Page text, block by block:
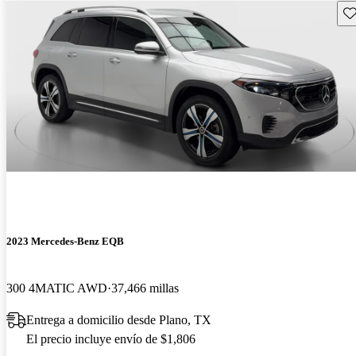
2023 Mercedes-Benz EQB
300 4MATIC AWD 37,466 millas
Entrega a domicilio desde Plano, TX
El precio incluye envío de $1,806